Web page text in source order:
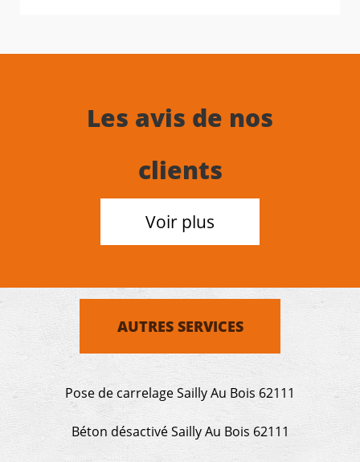
Les avis de nos
clients
Voir plus
AUTRES SERVICES
Pose de carrelage Sailly Au Bois 62111
Béton désactivé Sailly Au Bois 62111